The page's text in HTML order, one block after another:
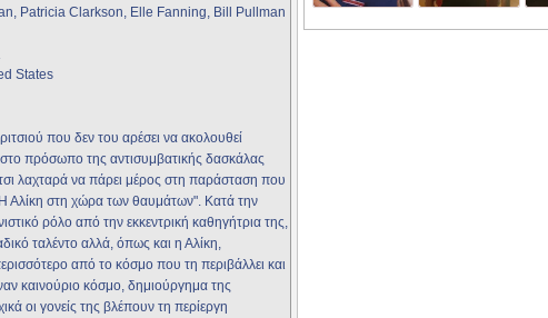
Patricia Clarkson, Elle Fanning, Bill Pullman
States
που δεν του αρέσει να ακολουθεί
στο πρόσωπο της αντισυμβατικής δασκάλας
λαχταρά να πάρει μέρος στη παράσταση που
Αλίκη στη χώρα των θαυμάτων". Κατά την
ρόλο από την εκκεντρική καθηγήτρια της,
ταλέντο αλλά, όπως και η Αλίκη,
από το κόσμο που τη περιβάλλει και
καινούριο κόσμο, δημιούργημα της
οι γονείς της βλέπουν τη περίεργη